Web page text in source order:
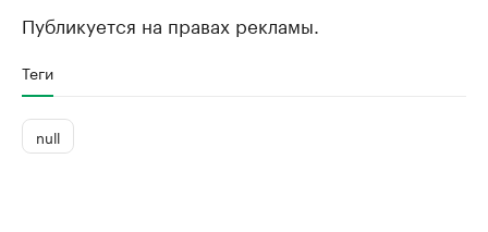
Публикуется на правах рекламы.
Теги
null